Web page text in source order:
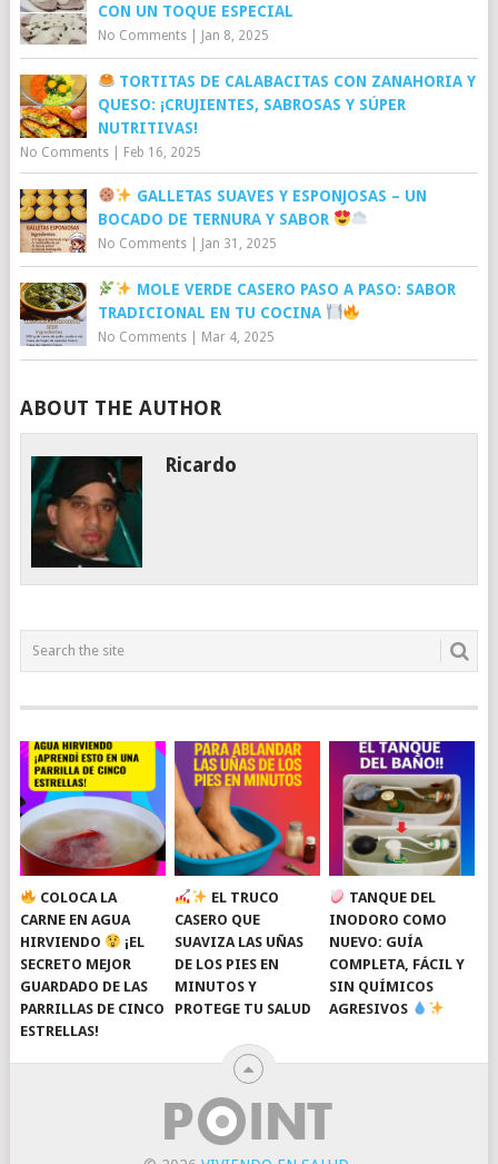
CON UN TOQUE ESPECIAL
No Comments| Jan 8, 2025
TORTITAS DE CALABACITAS CON ZANAHORIA Y
QUESO: ¡CRUJIENTES, SABROSAS Y SÚPER
NUTRITIVAS!
No Comments| Feb 16, 2025
GALLETAS SUAVES Y ESPONJOSAS – UN
BOCADO DE TERNURA Y SABOR
No Comments| Jan 31, 2025
MOLE VERDE CASERO PASO A PASO: SABOR
TRADICIONAL EN TU COCINA
No Comments| Mar 4, 2025
ABOUT THE AUTHOR
Ricardo
COLOCA LA
CARNE EN AGUA
HIRVIENDO
¡EL
SECRETO MEJOR
GUARDADO DE LAS
PARRILLAS DE CINCO
ESTRELLAS!
EL TRUCO
CASERO QUE
SUAVIZA LAS UÑAS
DE LOS PIES EN
MINUTOS Y
PROTEGE TU SALUD
TANQUE DEL
INODORO COMO
NUEVO: GUÍA
COMPLETA, FÁCIL Y
SIN QUÍMICOS
AGRESIVOS